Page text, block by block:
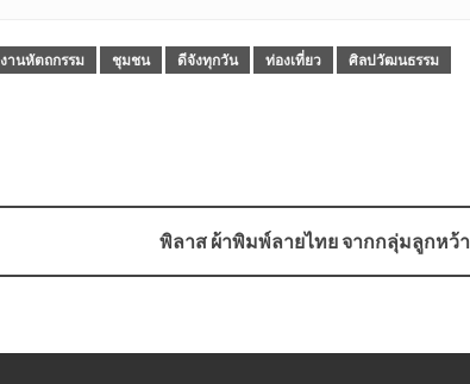
งานหัตถกรรม ชุมชน ดีจังทุกวัน ท่องเที่ยว
ศิลปวัฒนธรรม
พิลาส ผ้าพิมพ์ลายไทย จากกลุ่มลูกหว้า